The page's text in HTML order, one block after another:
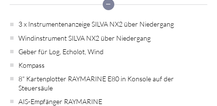
3 x Instrumentenanzeige SILVA NX2 über Niedergang
Windinstrument SILVA NX2 über Niedergang
Geber für Log, Echolot, Wind
Kompass
8" Kartenplotter RAYMARINE E80 in Konsole auf der
Steuersäule
AIS-Empfänger RAYMARINE